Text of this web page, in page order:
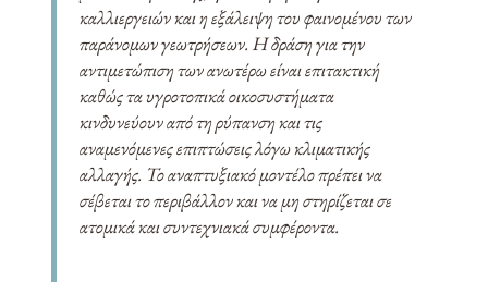
καλλιεργειών και η εξάλειψη του φαινομένου των
παράνομων γεωτρήσεων. Η δράση για την
αντιμετώπιση των ανωτέρω είναι επιτακτική
καθώς τα υγροτοπικά οικοσυστήματα
κινδυνεύουν από τη ρύπανση και τις
αναμενόμενες επιπτώσεις λόγω κλιματικής
αλλαγής. Το αναπτυξιακό μοντέλο πρέπει να
σέβεται το περιβάλλον και να μη στηρίζεται σε
ατομικά και συντεχνιακά συμφέροντα.